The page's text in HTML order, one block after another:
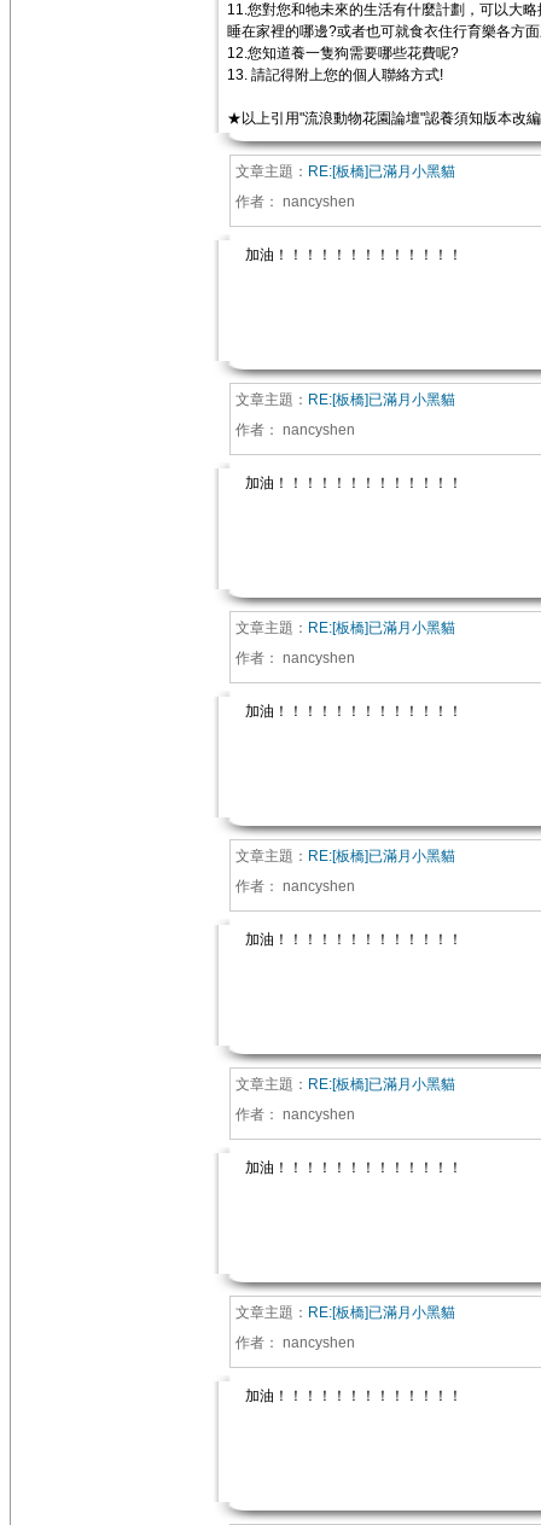
11.您對您和牠未來的生活有什麼計劃，可以大
睡在家裡的哪邊?或者也可就食衣住行育樂各方
12.您知道養一隻狗需要哪些花費呢?
13. 請記得附上您的個人聯絡方式!
★以上引用"流浪動物花園論壇"認養須知版本改
文章主題： RE:[板橋]已滿月小黑貓
作者： nancyshen
加油！！！！！！！！！！！！！
文章主題： RE:[板橋]已滿月小黑貓
作者： nancyshen
加油！！！！！！！！！！！！！
文章主題： RE:[板橋]已滿月小黑貓
作者： nancyshen
加油！！！！！！！！！！！！！
文章主題： RE:[板橋]已滿月小黑貓
作者： nancyshen
加油！！！！！！！！！！！！！
文章主題： RE:[板橋]已滿月小黑貓
作者： nancyshen
加油！！！！！！！！！！！！！
文章主題： RE:[板橋]已滿月小黑貓
作者： nancyshen
加油！！！！！！！！！！！！！